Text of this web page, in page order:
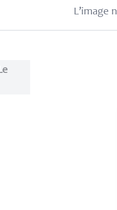
L’image